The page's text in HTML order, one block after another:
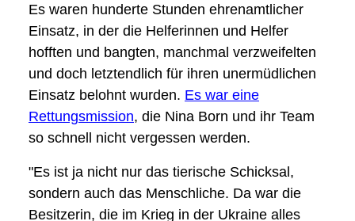
Es waren hunderte Stunden ehrenamtlicher
Einsatz, in der die Helferinnen und Helfer
hofften und bangten, manchmal verzweifelten
und doch letztendlich für ihren unermüdlichen
Einsatz belohnt wurden. Es war eine
Rettungsmission, die Nina Born und ihr Team
so schnell nicht vergessen werden.
"Es ist ja nicht nur das tierische Schicksal,
sondern auch das Menschliche. Da war die
Besitzerin, die im Krieg in der Ukraine alles